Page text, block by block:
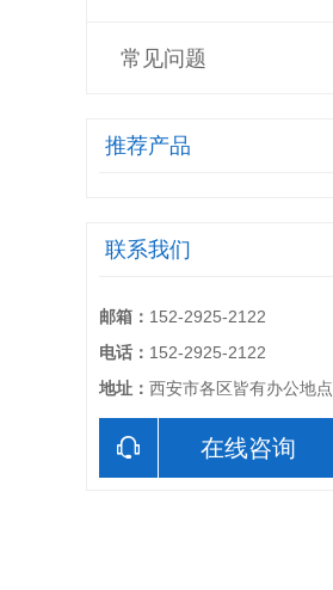
常见问题
推荐产品
联系我们
邮箱： 152-2925-2122
电话： 152-2925-2122
地址： 西安市各区皆有办公地点
在线咨询